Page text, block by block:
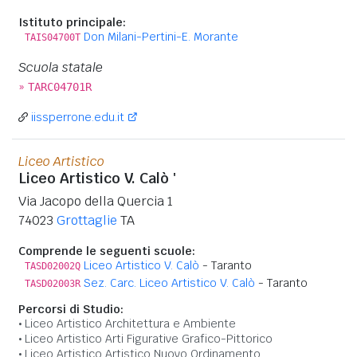
Istituto principale:
TAIS04700T Don Milani-Pertini-E. Morante
Scuola statale
» TARC04701R
iissperrone.edu.it
Liceo Artistico
Liceo Artistico V. Calò '
Via Jacopo della Quercia 1
74023 Grottaglie TA
Comprende le seguenti scuole:
TASD02002Q Liceo Artistico V. Calò - Taranto
TASD02003R Sez. Carc. Liceo Artistico V. Calò - Taranto
Percorsi di Studio:
Liceo Artistico Architettura e Ambiente
Liceo Artistico Arti Figurative Grafico-Pittorico
Liceo Artistico Artistico Nuovo Ordinamento